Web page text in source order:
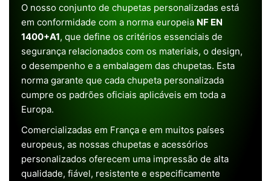
O nosso conjunto de chupetas personalizadas está
em conformidade com a norma europeia NF EN
1400+A1, que define os critérios essenciais de
segurança relacionados com os materiais, o design,
o desempenho e a embalagem das chupetas. Esta
norma garante que cada chupeta personalizada
cumpre os padrões oficiais aplicáveis em toda a
Europa.
Comercializadas em França e em muitos países
europeus, as nossas chupetas e acessórios
personalizados oferecem uma impressão de alta
qualidade, fiável, resistente e especificamente